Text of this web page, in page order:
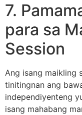
7.
para sa
Session
Ang isang maikling
tinitingnan ang
independiyenteng
isang mahabang